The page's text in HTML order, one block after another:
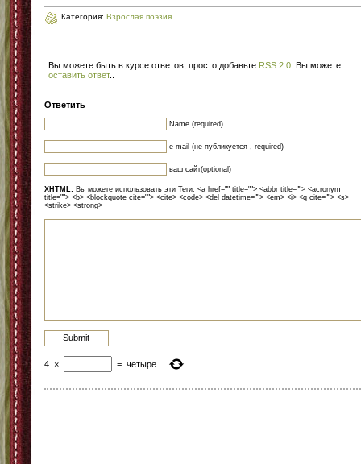
Категория: Взрослая поэзия
Вы можете быть в курсе ответов, просто добавьте RSS 2.0 . Вы можете
оставить ответ.
Ответить
Name (required)
e-mail (не публикуется , required)
ваш сайт(optional)
XHTML: Вы можете использовать эти Теги: <a href="" title=""> <abbr title=""> <acronym
title=""> <b> <blockquote cite=""> <cite> <code> <del datetime=""> <em> <i> <q cite=""> <s>
<strike> <strong>
4 × = четыре